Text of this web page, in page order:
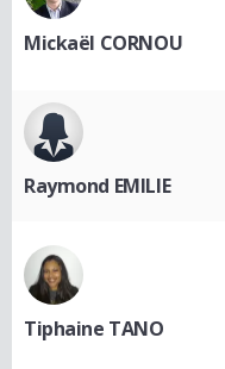
Mickaël CORNOU
Raymond EMILIE
Tiphaine TANO